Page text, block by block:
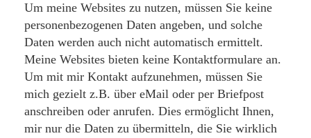
Um meine Websites zu nutzen, müssen Sie keine
personenbezogenen Daten angeben, und solche
Daten werden auch nicht automatisch ermittelt.
Meine Websites bieten keine Kontaktformulare an.
Um mit mir Kontakt aufzunehmen, müssen Sie
mich gezielt z.B. über eMail oder per Briefpost
anschreiben oder anrufen. Dies ermöglicht Ihnen,
mir nur die Daten zu übermitteln, die Sie wirklich